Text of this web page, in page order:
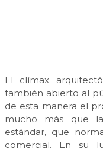
El clímax
también abierto al
de esta manera el
mucho más que
estándar, que
comercial. En su